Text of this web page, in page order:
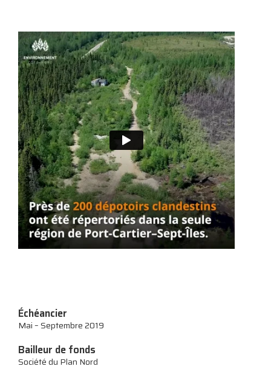
Échéancier
Mai – Septembre 2019
Bailleur de fonds
Société du Plan Nord